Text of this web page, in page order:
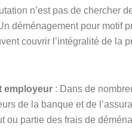
n’est pas de chercher
déménagement pour motif
couvrir l’intégralité de la
employeur : Dans de
de la banque et de
ou partie des frais de